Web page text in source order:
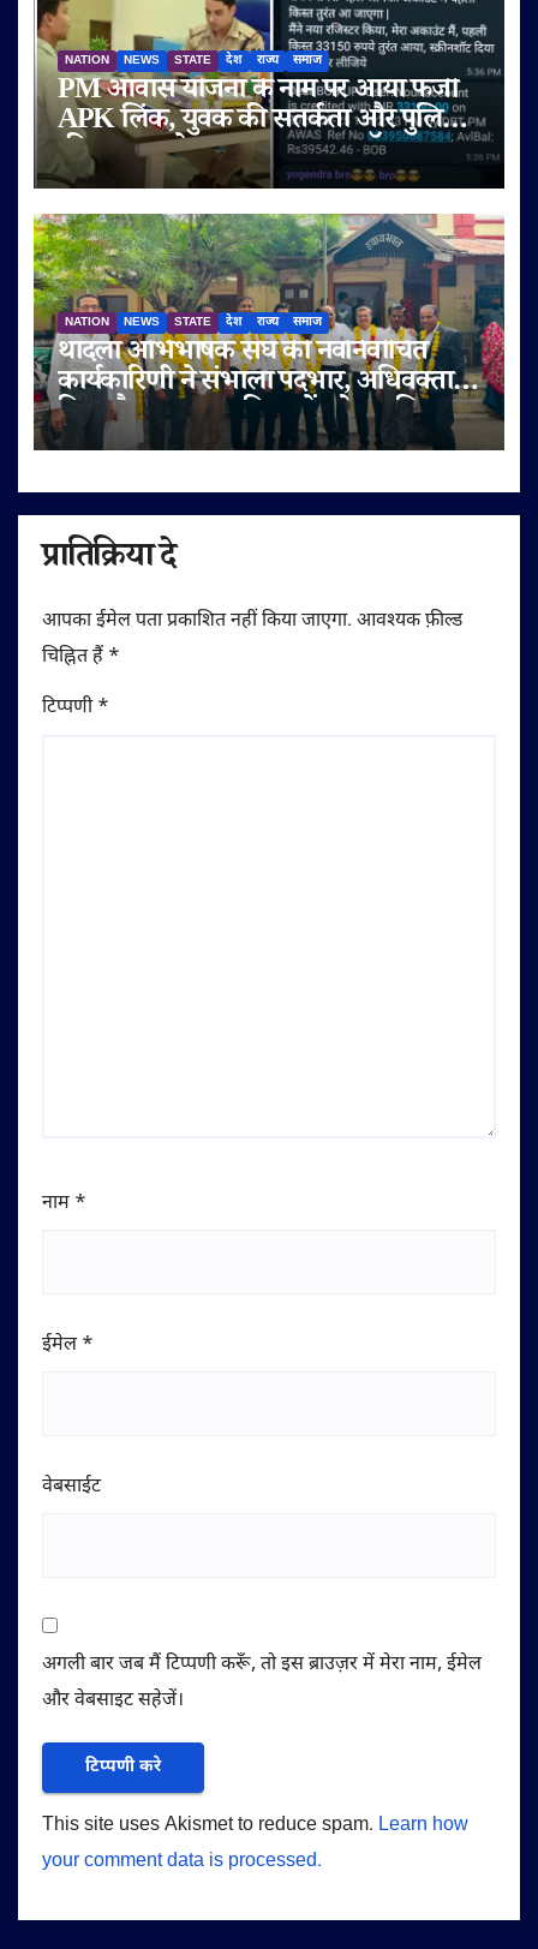
NATION NEWS STATE देश राज्य समाज
PM आवास योजना के नाम पर आया फर्जी
APK लिंक, युवक की सतर्कता और पुलिस
की तत्परता से टला बड़ा साइबर फ्रॉड
NATION NEWS STATE देश राज्य समाज
थांदला अभिभाषक संघ की नवनिर्वाचित
कार्यकारिणी ने संभाला पदभार, अधिवक्ता
हित और पक्षकार सुविधाओं को प्राथमिकता
प्रातिक्रिया दे
आपका ईमेल पता प्रकाशित नहीं किया जाएगा. आवश्यक फ़ील्ड
चिह्नित हैं *
टिप्पणी*
नाम *
ईमेल *
वेबसाईट
अगली बार जब मैं टिप्पणी करूँ, तो इस ब्राउज़र में मेरा नाम, ईमेल
और वेबसाइट सहेजें।
This site uses Akismet to reduce spam. Learn how
your comment data is processed.